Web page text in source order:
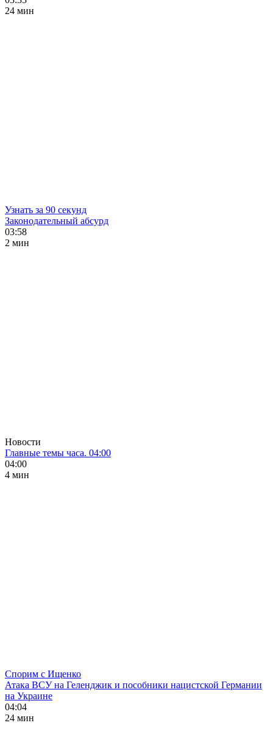
24 мин
Узнать за 90 секунд
Законодательный абсурд
03:58
2 мин
Новости
Главные темы часа. 04:00
04:00
4 мин
Спорим с Ищенко
Атака ВСУ на Геленджик и пособники нацистской Германии
на Украине
04:04
24 мин